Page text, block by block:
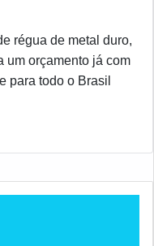
régua de metal duro,
um orçamento já com
para todo o Brasil